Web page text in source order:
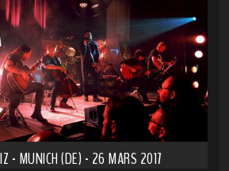
- MUNICH (DE) - 26 MARS 2017